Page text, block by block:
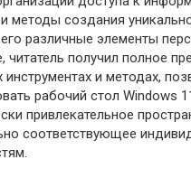
методы создания
различные элементы
читатель получил полное
инструментах и методах,
рабочий стол Windows
привлекательное
соответствующее